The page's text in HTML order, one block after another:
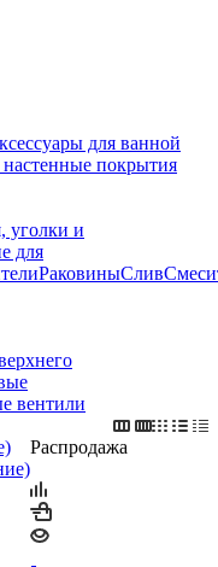
для ванной
покрытия
уголки и
для
РаковиныСлив
вентили
Распродажа